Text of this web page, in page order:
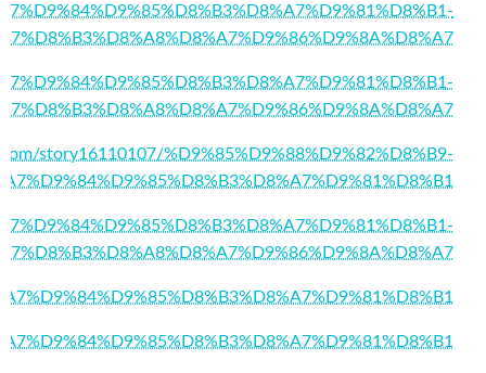
story16110107/%D9%85%D9%88%D9%82%D8%B9-